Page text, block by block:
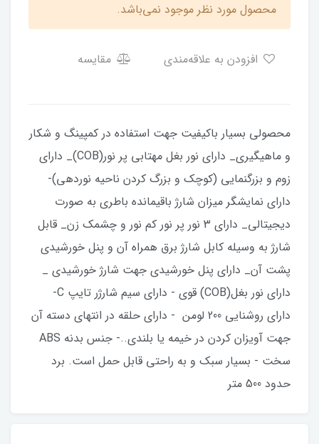
محصول مورد نظر موجود نمی‌باشد.
مقایسه
محصولی بسیار باکیفیت جهت استفاده در کمپینگ و شکار
و ماهیگیری_ دارای نور بغل مهتابی پر نور(COB)_ دارای
زوم و بزرگنمایی (کوچک و بزرگ کردن ناحیه نوردهی)-
دارای نمایشگر میزان شارژ باقیمانده باطری به صورت
دیجیتالی_ دارای 3 نور پر نور کم نور و چشمک زن_ قابل
شارژ به وسیله کابل شارژ برق همراه آن و پنل خورشیدی
پشت آن_ دارای پنل خورشیدی جهت شارژ خورشیدی _
دارای نور بغل(COB) قوی - دارای سیم شارژر تایپ C-
دارای روشنایی 200 لومن - دارای حلقه در انتهای دسته آن
جهت آویزان کردن در خیمه یا بلندی..- جنس بدنه ABS
سخت - بسیار سبک و به راحتی قابل حمل است. برد
حدود 500 متر